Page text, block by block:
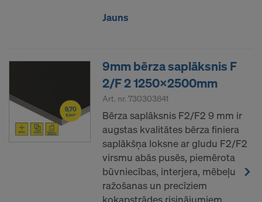
Jauns
9mm bērza saplāksnis F
2/F 2 1250x2500mm
Art. nr. 730303841
Bērza saplāksnis F2/F2 9 mm ir
augstas kvalitātes bērza finiera
saplākšņa loksne ar gludu F2/F2
virsmu abās pusēs, piemērota
būvniecības, interjera, mēbeļu
ražošanas un precīziem
kokapstrādes risinājumiem.